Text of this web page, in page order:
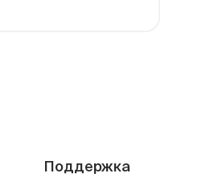
офисных
Поддержка